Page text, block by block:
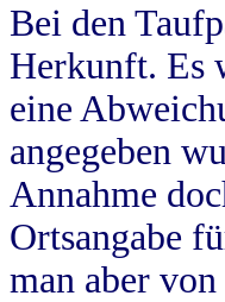
Bei den
Herkunft. Es
eine
angegeben
Annahme
Ortsangabe
man aber